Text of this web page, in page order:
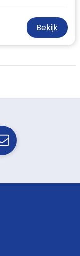
Bekijk